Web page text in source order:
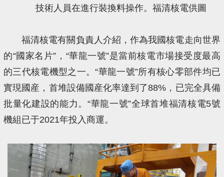
技術人員在進行裝換料操作。福清核電供圖
福清核電有關負責人介紹，作為我國核電走向世界
的“國家名片”，“華龍一號”是當前核電市場接受度最高
的三代核電機型之一。“華龍一號”所有核心零部件均已
實現國産，首堆設備國産化率達到了88%，已完全具備
批量化建設的能力。“華龍一號”全球首堆福清核電5號
機組已于2021年投入商運。